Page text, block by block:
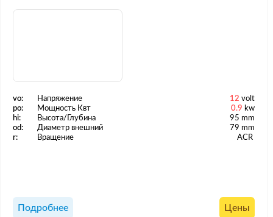
vo: Напряжение 12 volt
po:
Мощность Квт 0.9 kw
hi:
Высота/Глубина
95 mm
od:
Диаметр внешний
79 mm
r:
Вращение ACR
Подробнее Цены